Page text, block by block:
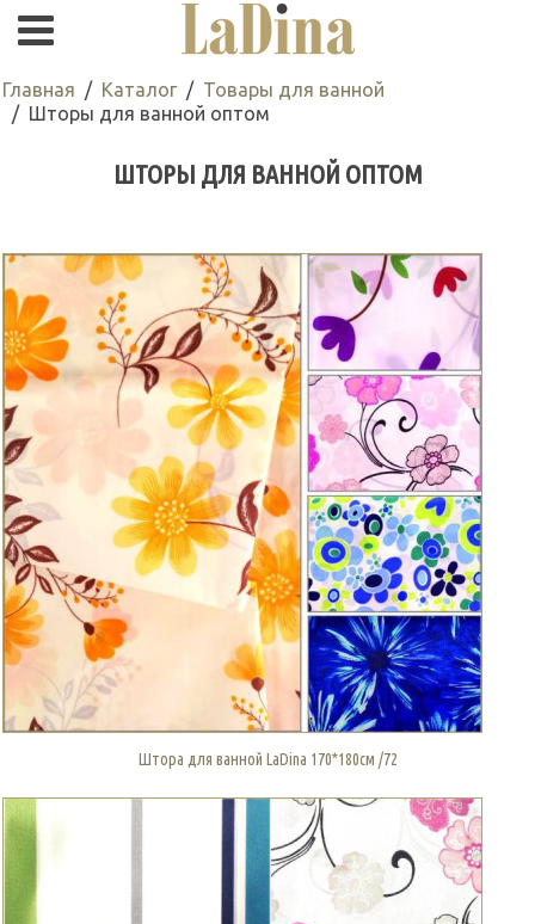
Главная Каталог
Товары для ванной
Шторы для ванной оптом
ШТОРЫ ДЛЯ ВАННОЙ ОПТОМ
Штора для ванной LaDina 170*180см /72